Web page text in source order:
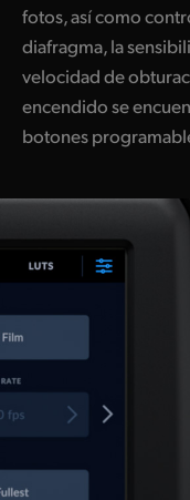
fotos, así como
diafragma, la
velocidad de
encendido se
botones